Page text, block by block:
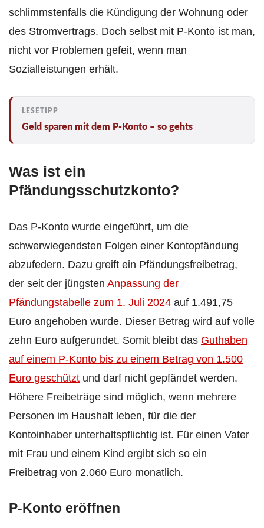
schlimmstenfalls die Kündigung der Wohnung oder
des Stromvertrags. Doch selbst mit P-Konto ist man,
nicht vor Problemen gefeit, wenn man
Sozialleistungen erhält.
Geld sparen mit dem P-Konto – so gehts
Was ist ein
Pfändungsschutzkonto?
Das P-Konto wurde eingeführt, um die
schwerwiegendsten Folgen einer Kontopfändung
abzufedern. Dazu greift ein Pfändungsfreibetrag,
der seit der jüngsten Anpassung der
Pfändungstabelle zum 1. Juli 2024 auf 1.491,75
Euro angehoben wurde. Dieser Betrag wird auf volle
zehn Euro aufgerundet. Somit bleibt das Guthaben
auf einem P-Konto bis zu einem Betrag von 1.500
Euro geschützt und darf nicht gepfändet werden.
Höhere Freibeträge sind möglich, wenn mehrere
Personen im Haushalt leben, für die der
Kontoinhaber unterhaltspflichtig ist. Für einen Vater
mit Frau und einem Kind ergibt sich so ein
Freibetrag von 2.060 Euro monatlich.
P-Konto eröffnen